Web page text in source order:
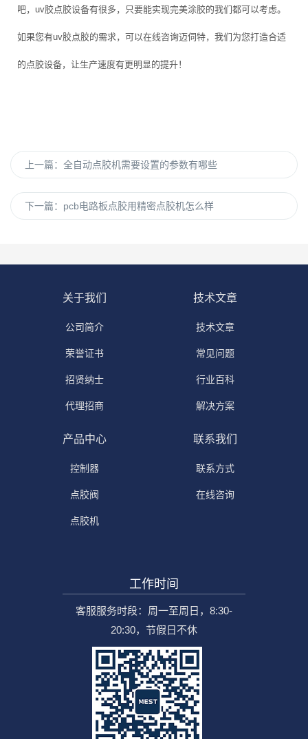
吧，uv胶点胶设备有很多，只要能实现完美涂胶的我们都可以考虑。
如果您有uv胶点胶的需求，可以在线咨询迈伺特，我们为您打造合适
的点胶设备，让生产速度有更明显的提升！
上一篇： 全自动点胶机需要设置的参数有哪些
下一篇： pcb电路板点胶用精密点胶机怎么样
关于我们
公司简介
荣誉证书
招贤纳士
代理招商
技术文章
技术文章
常见问题
行业百科
解决方案
产品中心
控制器
点胶阀
点胶机
联系我们
联系方式
在线咨询
工作时间
客服服务时段：周一至周日，8:30-
20:30，节假日不休